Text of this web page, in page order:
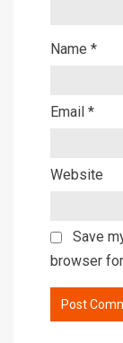
Name *
Email *
Website
Save
browser